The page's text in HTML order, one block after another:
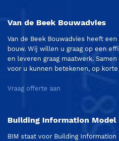
Van de Beek Bouwadvies
Van de Beek Bouwadvies heeft
bouw. Wij willen u graag op een
en leveren graag maatwerk.
voor u kunnen betekenen, op
Vraag offerte aan
Building Information Model
BIM staat voor Building